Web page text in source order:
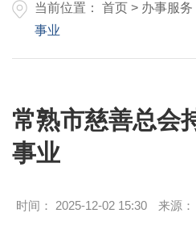
当前位置： 首页 > 办事服务
事业
常熟市慈善总会
事业
时间： 2025-12-02 15:30 来源：